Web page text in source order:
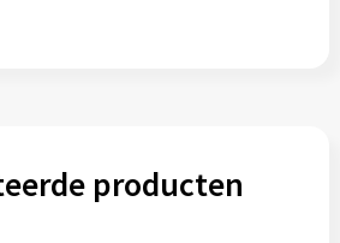
producten